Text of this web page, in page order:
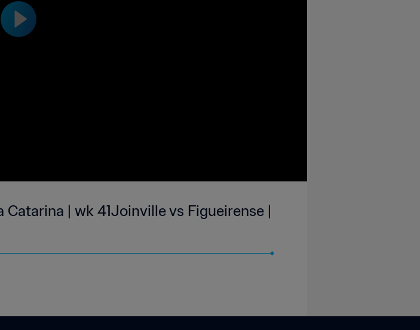
| wk 41Joinville vs Figueirense |